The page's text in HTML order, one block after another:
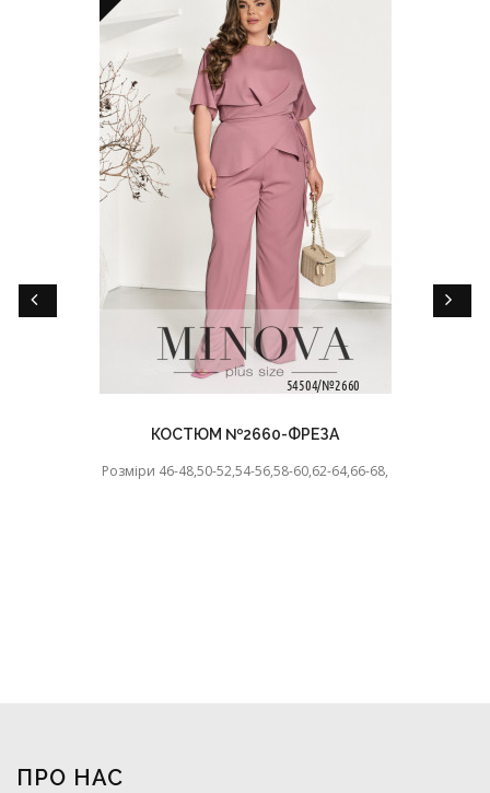
КОСТЮМ №2660-ФРЕЗА
Розміри 46-48,50-52,54-56,58-60,62-64,66-68,
ПРО НАС